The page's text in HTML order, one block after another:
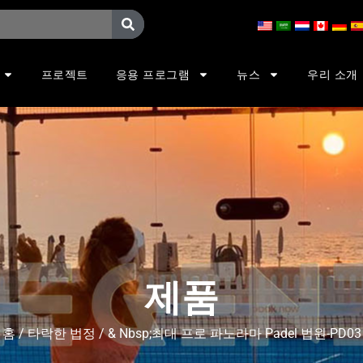
프로젝트 응용 프로그램 뉴스 우리 소개
제품
홈/타락한 법정 / & Nbsp;최대 프로 파노라마 Padel 법원-PD03